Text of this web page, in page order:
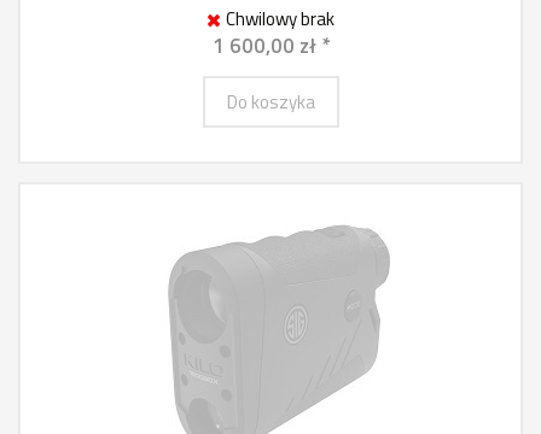
Chwilowy brak
1 600,00 zł *
Do koszyka